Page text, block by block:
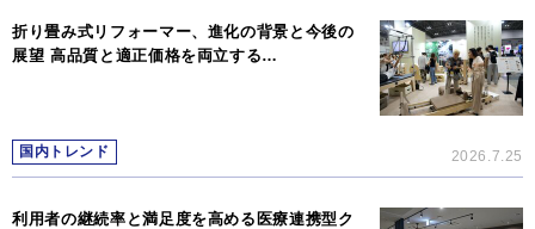
折り畳み式リフォーマー、進化の背景と今後の
展望 高品質と適正価格を両立する…
国内トレンド 2026.7.25
利用者の継続率と満足度を高める医療連携型ク